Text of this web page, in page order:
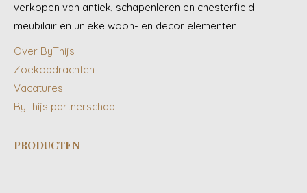
verkopen van antiek, schapenleren en chesterfield
meubilair en unieke woon- en decor elementen.
Over ByThijs
Zoekopdrachten
Vacatures
ByThijs partnerschap
PRODUCTEN